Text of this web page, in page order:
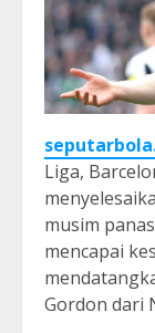
Liga,
musim
mencapai
Gordon dari